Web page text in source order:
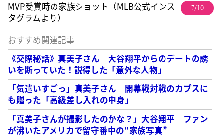
MVP受賞時の家族ショット（MLB公式インス
タグラムより）
7/10
おすすめ関連記事
《交際秘話》真美子さん 大谷翔平からのデートの誘
いを断っていた！説得した「意外な人物」
「気遣いすごっ」真美子さん 開幕戦対戦のカブスに
も贈った「高級差し入れの中身」
「真美子さんが撮影したのかな？」大谷翔平 ファン
が沸いたアメリカで留守番中の“家族写真”